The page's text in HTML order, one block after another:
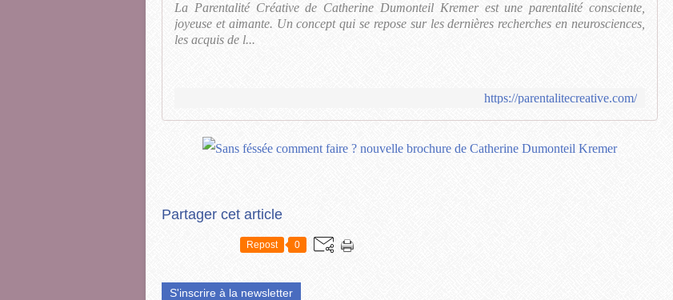
La Parentalité Créative de Catherine Dumonteil Kremer est une parentalité consciente,
joyeuse et aimante. Un concept qui se repose sur les dernières recherches en neurosciences,
les acquis de l...
https://parentalitecreative.com/
Partager cet article
Repost 0
S'inscrire à la newsletter